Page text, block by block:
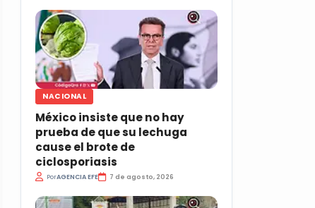
NACIONAL
México insiste que no hay
prueba de que su lechuga
cause el brote de
ciclosporiasis
PorAGENCIA EFE 7 de agosto, 2026